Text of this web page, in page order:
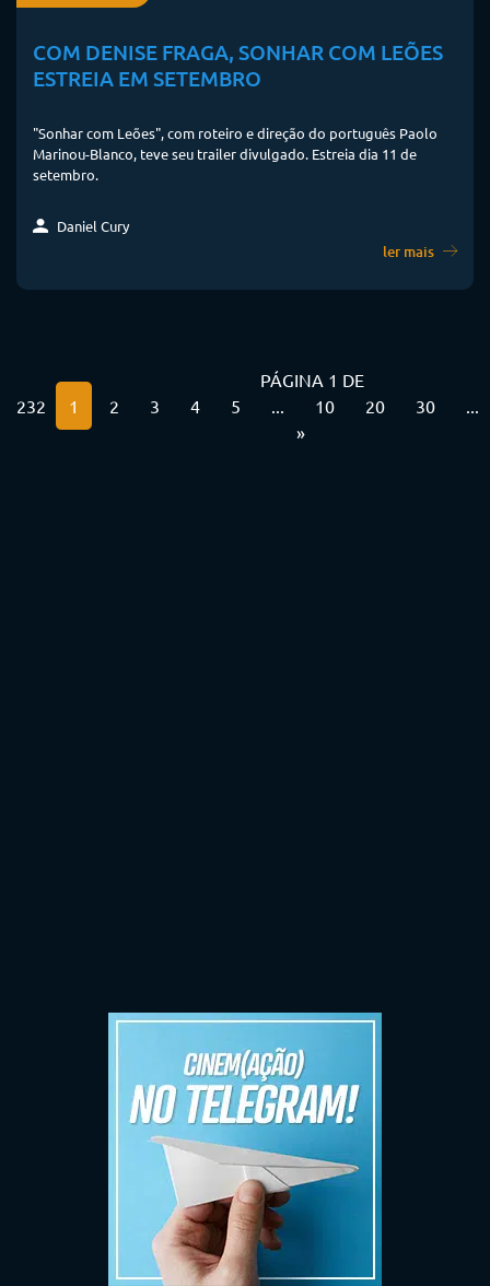
COM DENISE FRAGA, SONHAR COM LEÕES
ESTREIA EM SETEMBRO
"Sonhar com Leões", com roteiro e direção do português Paolo
Marinou-Blanco, teve seu trailer divulgado. Estreia dia 11 de
setembro.
Daniel Cury
ler mais
PÁGINA 1 DE
232
1 2 3 4 5 10 20 30
»